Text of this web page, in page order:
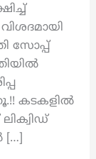
സോപ്പ്
കടകളിൽ